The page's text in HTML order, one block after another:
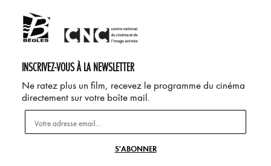
INSCRIVEZ-VOUS À LA NEWSLETTER
Ne ratez plus un film, recevez le programme du cinéma
directement sur votre boîte mail.